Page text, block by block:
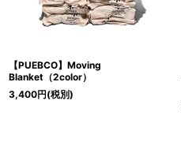
【PUEBCO】Moving
Blanket（2color）
3,400円(税別)